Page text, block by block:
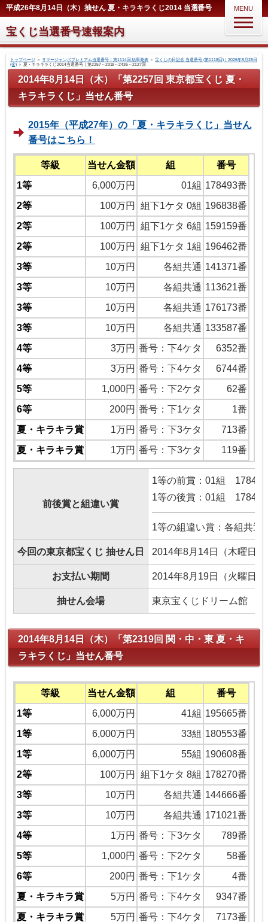
平成26年8月14日（木）抽せん 夏・キラキラくじ2014 当選番号
宝くじ当選番号速報案内
MENU
トップページ＞ サマージャンボプレミアム当選番号｜第1114回 結果発表 ＞宝くじの日記念 当選番号 (第1118回)｜2026年8月28日
(金)＞ 夏・キラキラくじ2014当選番号｜第2257～2319～2436～2127回
2014年8月14日（木）「第2257回 東京都宝くじ 夏・
キラキラくじ」当せん番号
2015年（平成27年）の「夏・キラキラくじ」当せん
番号はこちら！
等級 当せん金額 組
番号
1等
6,000万円 01組 178493番
2等
100万円 組下1ケタ 0組 196838番
2等
100万円 組下1ケタ 6組 159159番
2等
100万円 組下1ケタ 1組 196462番
3等
10万円 各組共通 141371番
3等
10万円 各組共通 113621番
3等
10万円 各組共通 176173番
3等
10万円 各組共通 133587番
4等
3万円 番号：下4ケタ
6352番
4等
3万円 番号：下4ケタ
6744番
5等
1,000円 番号：下2ケタ
62番
6等
200円 番号：下1ケタ
1番
夏・キラキラ賞
1万円 番号：下3ケタ
713番
夏・キラキラ賞
1万円 番号：下3ケタ 119番
前後賞と組違い賞
1等の前賞：01組 178492
1等の後賞：01組 178494
1等の組違い賞：各組共
今回の東京都宝くじ 抽せん日 2014年8月14日（木曜日）
お支払い期間 2014年8月19日（火曜日
抽せん会場 東京宝くじドリーム館
2014年8月14日（木）「第2319回 関・中・東 夏・キ
ラキラくじ」当せん番号
等級 当せん金額 組
番号
1等
6,000万円 41組 195665番
1等
6,000万円 33組 180553番
1等
6,000万円 55組 190608番
2等
100万円 組下1ケタ 8組 178270番
3等
10万円 各組共通 144666番
3等
10万円 各組共通 171021番
4等
1万円 番号：下3ケタ
789番
5等
1,000円 番号：下2ケタ
58番
6等
200円 番号：下1ケタ
4番
夏・キラキラ賞
5万円 番号：下4ケタ
9347番
夏・キラキラ賞
5万円 番号：下4ケタ
7173番